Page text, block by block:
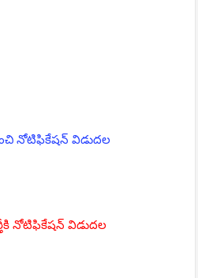
నోటిఫికేషన్ విడుదల
నోటిఫికేషన్ విడుదల